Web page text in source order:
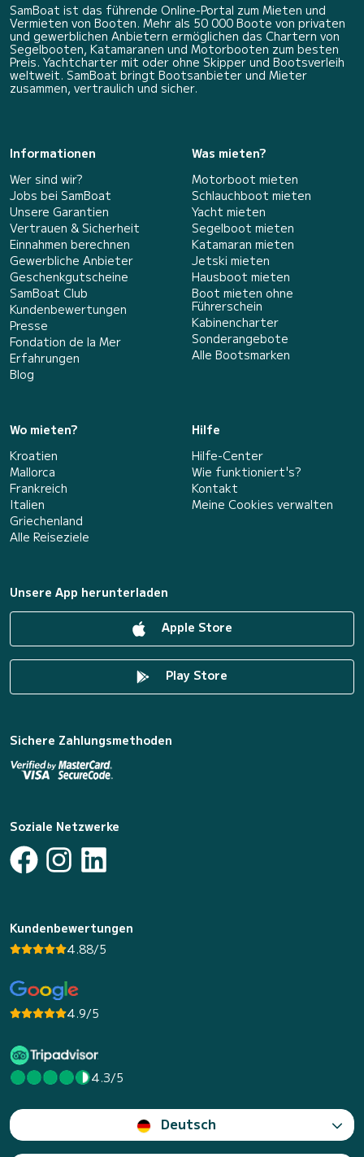
SamBoat ist das führende Online-Portal zum Mieten und
Vermieten von Booten. Mehr als 50 000 Boote von privaten
und gewerblichen Anbietern ermöglichen das Chartern von
Segelbooten, Katamaranen und Motorbooten zum besten
Preis. Yachtcharter mit oder ohne Skipper und Bootsverleih
weltweit. SamBoat bringt Bootsanbieter und Mieter
zusammen, vertraulich und sicher.
Informationen
Wer sind wir?
Jobs bei SamBoat
Unsere Garantien
Vertrauen & Sicherheit
Einnahmen berechnen
Gewerbliche Anbieter
Geschenkgutscheine
SamBoat Club
Kundenbewertungen
Presse
Fondation de la Mer
Erfahrungen
Blog
Was mieten?
Motorboot mieten
Schlauchboot mieten
Yacht mieten
Segelboot mieten
Katamaran mieten
Jetski mieten
Hausboot mieten
Boot mieten ohne
Führerschein
Kabinencharter
Sonderangebote
Alle Bootsmarken
Wo mieten?
Kroatien
Mallorca
Frankreich
Italien
Griechenland
Alle Reiseziele
Hilfe
Hilfe-Center
Wie funktioniert's?
Kontakt
Meine Cookies verwalten
Unsere App herunterladen
Apple Store
Play Store
Sichere Zahlungsmethoden
Soziale Netzwerke
Kundenbewertungen
4.88/5
4.9/5
4.3/5
Deutsch